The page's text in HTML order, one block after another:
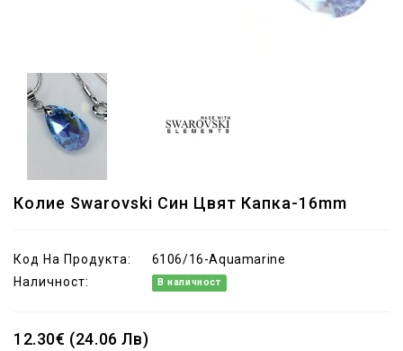
Колие Swarovski Син Цвят Капка-16mm
Код На Продукта:
6106/16-Aquamarine
Наличност:
В наличност
12.30€ (24.06 Лв)